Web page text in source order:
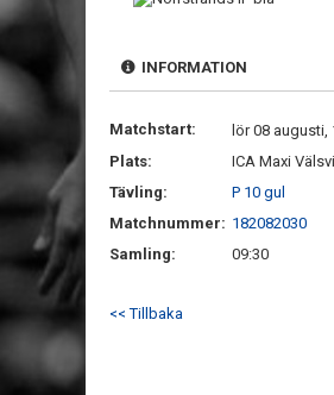
INFORMATION
Matchstart:
lör 08 augusti,
Plats:
ICA Maxi
Tävling:
P 10 gul
Matchnummer: 182082030
Samling:
09:30
<< Tillbaka